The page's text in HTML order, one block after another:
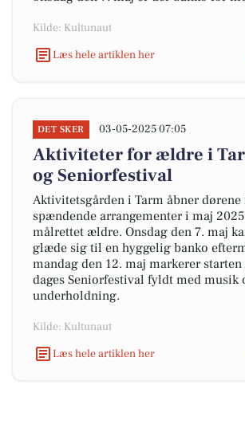
Kilde: Kultunaut
Læs hele artiklen her
DET SKER 03-05-2025 07:05
Aktiviteter for ældre i
og Seniorfestival
Aktivitetsgården i Tarm åbner dørene
spændende arrangementer i maj
målrettet ældre. Onsdag den 7. maj
glæde sig til en hyggelig banko
mandag den 12. maj markerer starten
dages Seniorfestival fyldt med musik
underholdning.
Kilde: Kultunaut
Læs hele artiklen her